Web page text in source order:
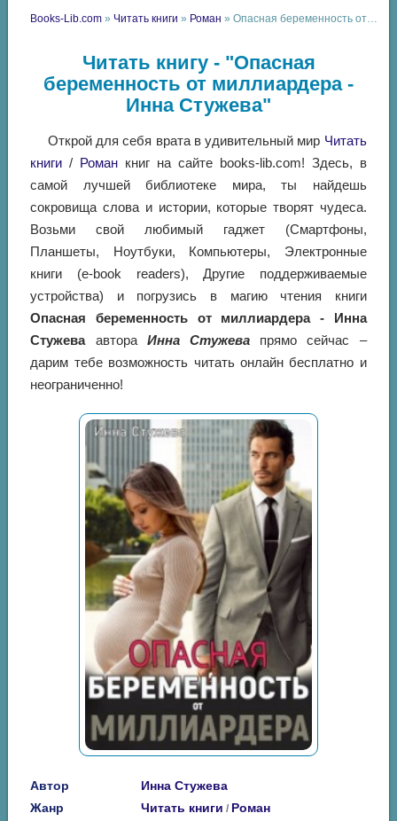
Books-Lib.com » Читать книги » Роман » Опасная беременность от миллиардера - Инна Стужева
Читать книгу - "Опасная
беременность от миллиардера -
Инна Стужева"
Открой для себя врата в удивительный мир Читать
книги / Роман книг на сайте books-lib.com! Здесь, в
самой лучшей библиотеке мира, ты найдешь
сокровища слова и истории, которые творят чудеса.
Возьми свой любимый гаджет (Смартфоны,
Планшеты, Ноутбуки, Компьютеры, Электронные
книги (e-book readers), Другие поддерживаемые
устройства) и погрузись в магию чтения книги
Опасная беременность от миллиардера - Инна
Стужеваавтора Инна Стужева прямо сейчас –
дарим тебе возможность читать онлайн бесплатно и
неограниченно!
Автор
Инна Стужева
Жанр
Читать книги / Роман